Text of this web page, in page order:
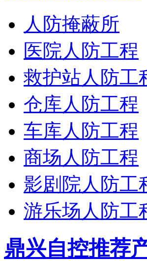
人防掩蔽所
医院人防工程
救护站人防工
仓库人防工程
车库人防工程
商场人防工程
影剧院人防工
游乐场人防工
鼎兴自控推荐